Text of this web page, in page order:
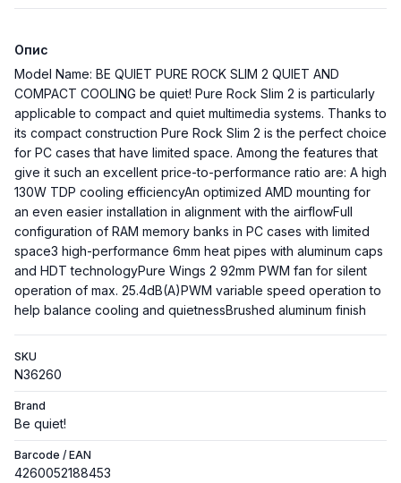
Опис
Model Name: BE QUIET PURE ROCK SLIM 2 QUIET AND
COMPACT COOLING be quiet! Pure Rock Slim 2 is particularly
applicable to compact and quiet multimedia systems. Thanks to
its compact construction Pure Rock Slim 2 is the perfect choice
for PC cases that have limited space. Among the features that
give it such an excellent price-to-performance ratio are: A high
130W TDP cooling efficiencyAn optimized AMD mounting for
an even easier installation in alignment with the airflowFull
configuration of RAM memory banks in PC cases with limited
space3 high-performance 6mm heat pipes with aluminum caps
and HDT technologyPure Wings 2 92mm PWM fan for silent
operation of max. 25.4dB(A)PWM variable speed operation to
help balance cooling and quietnessBrushed aluminum finish
SKU
N36260
Brand
Be quiet!
Barcode / EAN
4260052188453